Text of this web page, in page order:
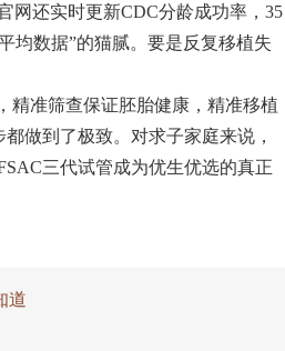
网还实时更新CDC分龄成功率，35
均数据”的猫腻。要是反复移植失
准筛查保证胚胎健康，精准移植
做到了极致。对求子家庭来说，
三代试管成为优生优选的真正
道